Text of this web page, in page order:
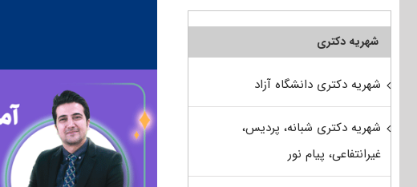
شهریه دکتری
شهریه دکتری دانشگاه آزاد
شهریه دکتری شبانه، پردیس،
غیرانتفاعی، پیام نور